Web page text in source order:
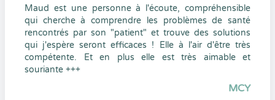
Maud est une personne à l'écoute, compréhensible
qui cherche à comprendre les problèmes de santé
rencontrés par son "patient" et trouve des solutions
qui j'espère seront efficaces ! Elle à l'air d'être très
compétente. Et en plus elle est très aimable et
souriante +++
MCY